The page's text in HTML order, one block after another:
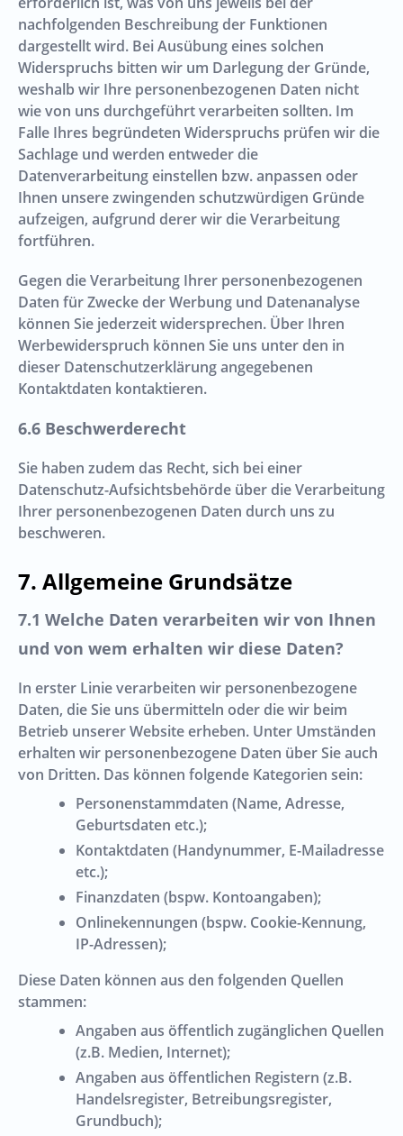
nachfolgenden Beschreibung der Funktionen
dargestellt wird. Bei Ausübung eines solchen
Widerspruchs bitten wir um Darlegung der Gründe,
weshalb wir Ihre personenbezogenen Daten nicht
wie von uns durchgeführt verarbeiten sollten. Im
Falle Ihres begründeten Widerspruchs prüfen wir die
Sachlage und werden entweder die
Datenverarbeitung einstellen bzw. anpassen oder
Ihnen unsere zwingenden schutzwürdigen Gründe
aufzeigen, aufgrund derer wir die Verarbeitung
fortführen.
Gegen die Verarbeitung Ihrer personenbezogenen
Daten für Zwecke der Werbung und Datenanalyse
können Sie jederzeit widersprechen. Über Ihren
Werbewiderspruch können Sie uns unter den in
dieser Datenschutzerklärung angegebenen
Kontaktdaten kontaktieren.
Beschwerderecht
Sie haben zudem das Recht, sich bei einer
Datenschutz-Aufsichtsbehörde über die Verarbeitung
Ihrer personenbezogenen Daten durch uns zu
beschweren.
Allgemeine Grundsätze
Welche Daten verarbeiten wir von Ihnen
und von wem erhalten wir diese Daten?
In erster Linie verarbeiten wir personenbezogene
Daten, die Sie uns übermitteln oder die wir beim
Betrieb unserer Website erheben. Unter Umständen
erhalten wir personenbezogene Daten über Sie auch
von Dritten. Das können folgende Kategorien sein:
Personenstammdaten (Name, Adresse,
Geburtsdaten etc.);
Kontaktdaten (Handynummer, E-Mailadresse
etc.);
Finanzdaten (bspw. Kontoangaben);
Onlinekennungen (bspw. Cookie-Kennung,
IP-Adressen);
Diese Daten können aus den folgenden Quellen
stammen:
Angaben aus öffentlich zugänglichen Quellen
(z.B. Medien, Internet);
Angaben aus öffentlichen Registern (z.B.
Handelsregister, Betreibungsregister,
Grundbuch);